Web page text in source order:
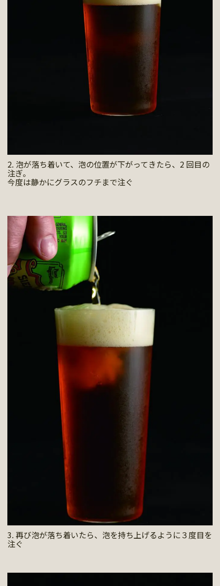
2. 泡が落ち着いて、泡の位置が下がってきたら、2 回目の
注ぎ。
今度は静かにグラスのフチまで注ぐ
3. 再び泡が落ち着いたら、泡を持ち上げるように３度目を
注ぐ